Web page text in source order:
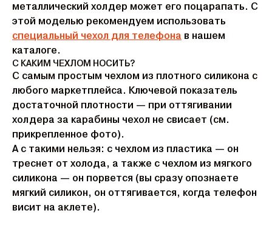
металлический холдер может его поцарапать. С
этой моделью рекомендуем использовать
специальный чехол для телефона в нашем
каталоге.
С КАКИМ ЧЕХЛОМ НОСИТЬ?
C cамым простым чехлом из плотного силикона с
любого маркетплейса. Ключевой показатель
достаточной плотности — при оттягивании
холдера за карабины чехол не свисает (см.
прикрепленное фото).
А с такими нельзя: с чехлом из пластика — он
треснет от холода, а также с чехлом из мягкого
силикона — он порвется (вы сразу опознаете
мягкий силикон, он оттягивается, когда телефон
висит на аклете).